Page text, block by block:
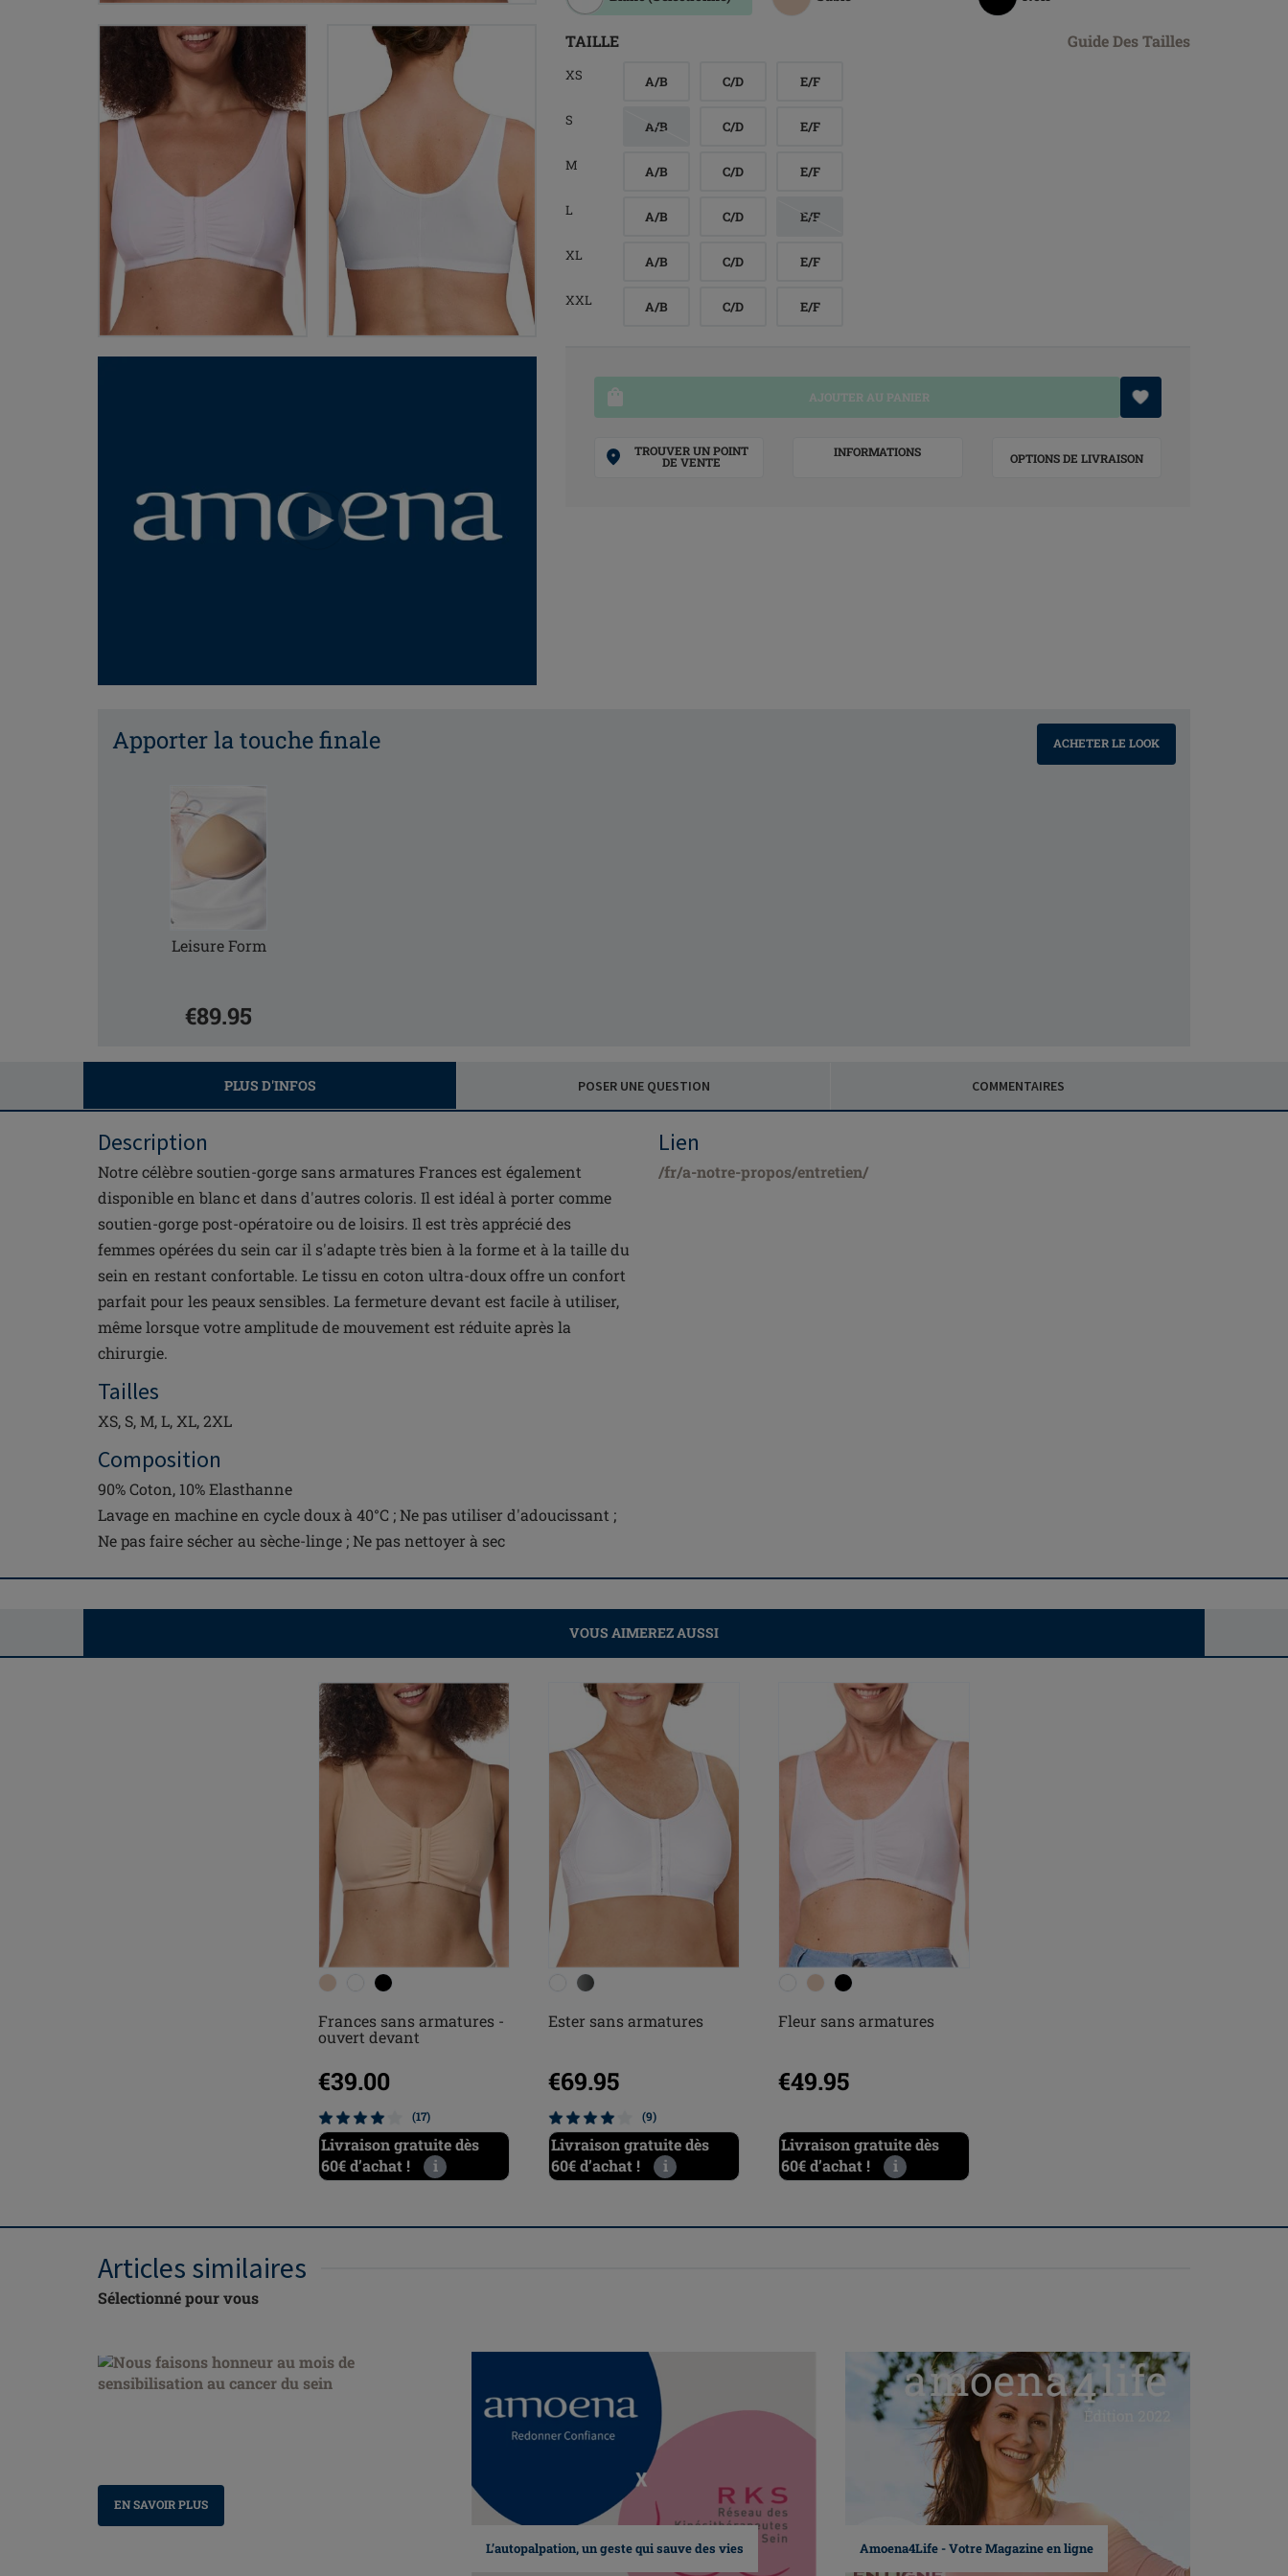
TAILLE Guide Des Tailles
XS A/B C/D E/F
S A/B C/D E/F
M A/B C/D E/F
L A/B C/D E/F
XL A/B C/D E/F
XXL A/B C/D E/F
AJOUTER AU PANIER
TROUVER UN POINT
DE VENTE
INFORMATIONS OPTIONS DE LIVRAISON
Apporter la touche finale
Leisure Form
€89.95
ACHETER LE LOOK
PLUS D'INFOS POSER UNE QUESTION COMMENTAIRES
Description
Notre célèbre soutien-gorge sans armatures Frances est également
disponible en blanc et dans d'autres coloris. Il est idéal à porter comme
soutien-gorge post-opératoire ou de loisirs. Il est très apprécié des
femmes opérées du sein car il s'adapte très bien à la forme et à la taille du
sein en restant confortable. Le tissu en coton ultra-doux offre un confort
parfait pour les peaux sensibles. La fermeture devant est facile à utiliser,
même lorsque votre amplitude de mouvement est réduite après la
chirurgie.
Tailles
XS, S, M, L, XL, 2XL
Composition
90% Coton, 10% Elasthanne
Lavage en machine en cycle doux à 40°C ; Ne pas utiliser d'adoucissant ;
Ne pas faire sécher au sèche-linge ; Ne pas nettoyer à sec
Lien
/fr/a-notre-propos/entretien/
VOUS AIMEREZ AUSSI
Frances sans armatures -
ouvert devant
€39.00
(17)
Livraison gratuite dès
60€ d’achat !
i
Ester sans armatures
€69.95
(9)
Livraison gratuite dès
60€ d’achat !
i
Fleur sans armatures
€49.95
Livraison gratuite dès
60€ d’achat !
i
Articles similaires
Sélectionné pour vous
EN SAVOIR PLUS
L’autopalpation, un geste qui sauve des vies Amoena4Life - Votre Magazine en ligne